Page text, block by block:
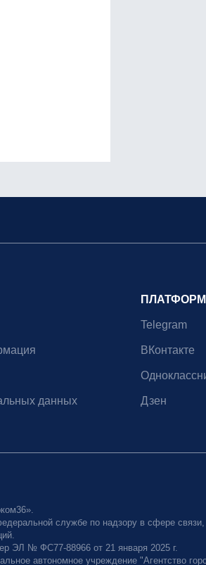
данных
Telegram
ВКонтакте
Дзен
службе по надзору в сфере
ЭЛ № ФС77-88966 от 21 января 2025 г.
автономное учреждение "Агентство